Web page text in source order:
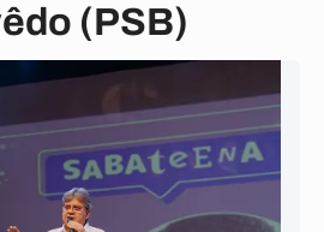
(PSB)